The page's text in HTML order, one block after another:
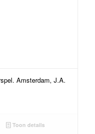
Amsterdam, J.A.
Toon details